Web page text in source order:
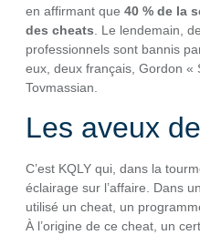
en affirmant que 40 % de la
des cheats . Le lendemain,
professionnels sont bannis
eux, deux français, Gordon «
Tovmassian.
Les aveux
C’est KQLY qui, dans la
éclairage sur l’affaire. Dans
utilisé un cheat, un
À l’origine de ce cheat, un